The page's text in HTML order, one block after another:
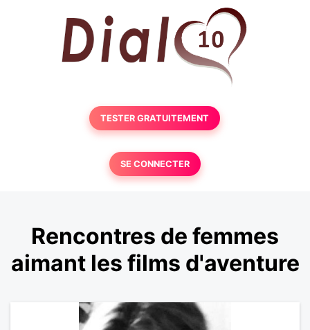
TESTER GRATUITEMENT
SE CONNECTER
Rencontres de femmes
aimant les films d'aventure